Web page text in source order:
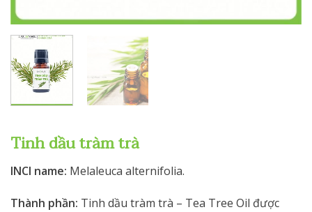
Tinh dầu tràm trà
INCI name: Melaleuca alternifolia.
Thành phần: Tinh dầu tràm trà – Tea Tree Oil được